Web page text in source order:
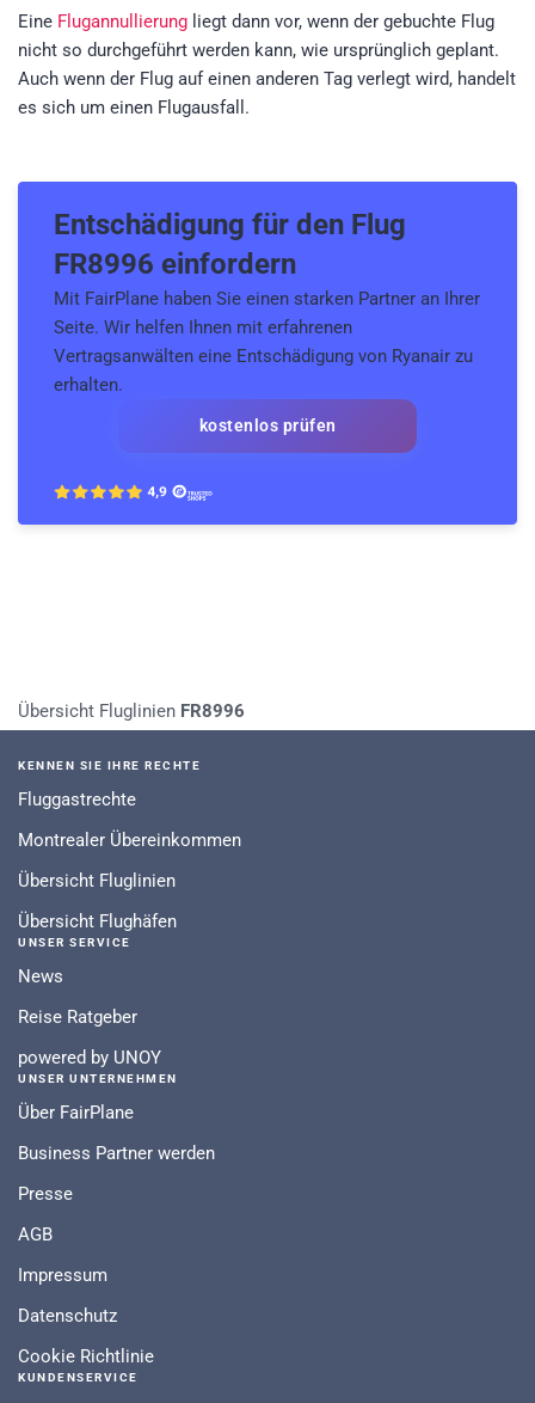
Eine Flugannullierung liegt dann vor, wenn der gebuchte Flug
nicht so durchgeführt werden kann, wie ursprünglich geplant.
Auch wenn der Flug auf einen anderen Tag verlegt wird, handelt
es sich um einen Flugausfall.
Entschädigung für den Flug
FR8996 einfordern
Mit FairPlane haben Sie einen starken Partner an Ihrer
Seite. Wir helfen Ihnen mit erfahrenen
Vertragsanwälten eine Entschädigung von Ryanair zu
erhalten.
kostenlos prüfen
Übersicht Fluglinien FR8996
KENNEN SIE IHRE RECHTE
Fluggastrechte
Montrealer Übereinkommen
Übersicht Fluglinien
Übersicht Flughäfen
UNSER SERVICE
News
Reise Ratgeber
powered by UNOY
UNSER UNTERNEHMEN
Über FairPlane
Business Partner werden
Presse
AGB
Impressum
Datenschutz
Cookie Richtlinie
KUNDENSERVICE